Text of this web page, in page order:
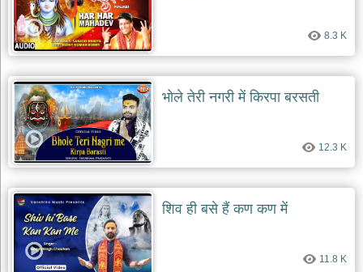
8.3 K
भोले तेरी नगरी में किरपा बरसती
12.3 K
शिव ही बसे हैं कण कण में
11.8 K